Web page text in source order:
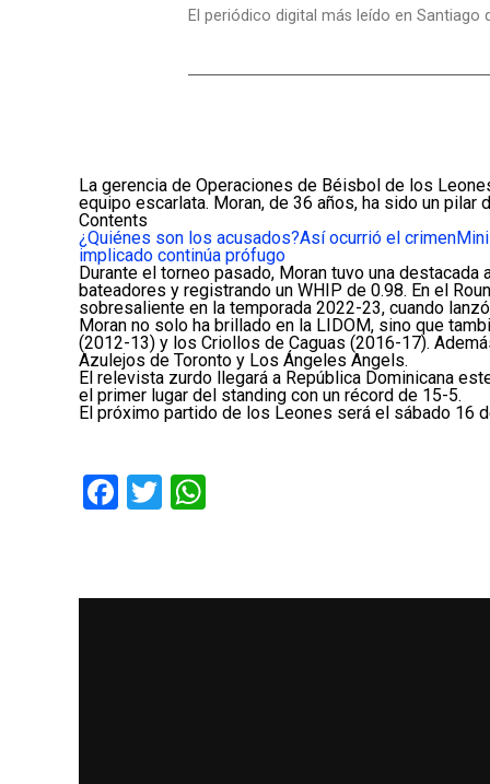
El periódico digital más leído en Santiago
La gerencia de Operaciones de Béisbol de los
equipo escarlata. Moran, de 36 años, ha sido un
Contents
¿Quiénes son los acusados?Así ocurrió el crimen
implicado continúa prófugo
Durante el torneo pasado, Moran tuvo una
bateadores y registrando un WHIP de 0.98. En el
sobresaliente en la temporada 2022-23, cuando
Moran no solo ha brillado en la LIDOM, sino que
(2012-13) y los Criollos de Caguas (2016-17).
Azulejos de Toronto y Los Ángeles Angels.
El relevista zurdo llegará a República Dominicana
el primer lugar del standing con un récord de 15-5.
El próximo partido de los Leones será el sábado 16
Facebook
Twitter